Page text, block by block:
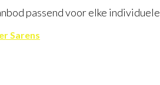
passend voor elke individuele
Sarens